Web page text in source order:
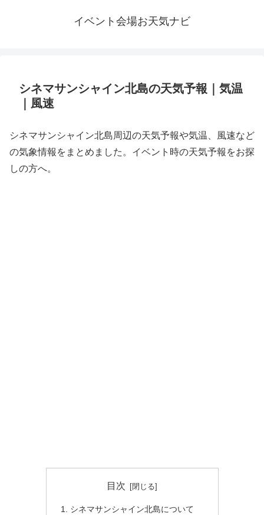
イベント会場お天気ナビ
シネマサンシャイン北島の天気予報｜気温
｜風速
シネマサンシャイン北島周辺の天気予報や気温、風速など
の気象情報をまとめました。イベント時の天気予報をお探
しの方へ。
目次
シネマサンシャイン北島について